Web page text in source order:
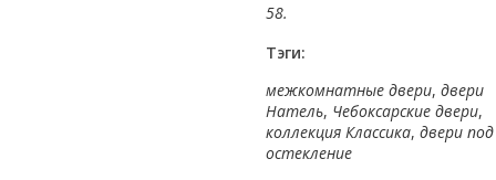
58.
Тэги:
межкомнатные двери, двери
Натель, Чебоксарские двери,
коллекция Классика, двери под
остекление